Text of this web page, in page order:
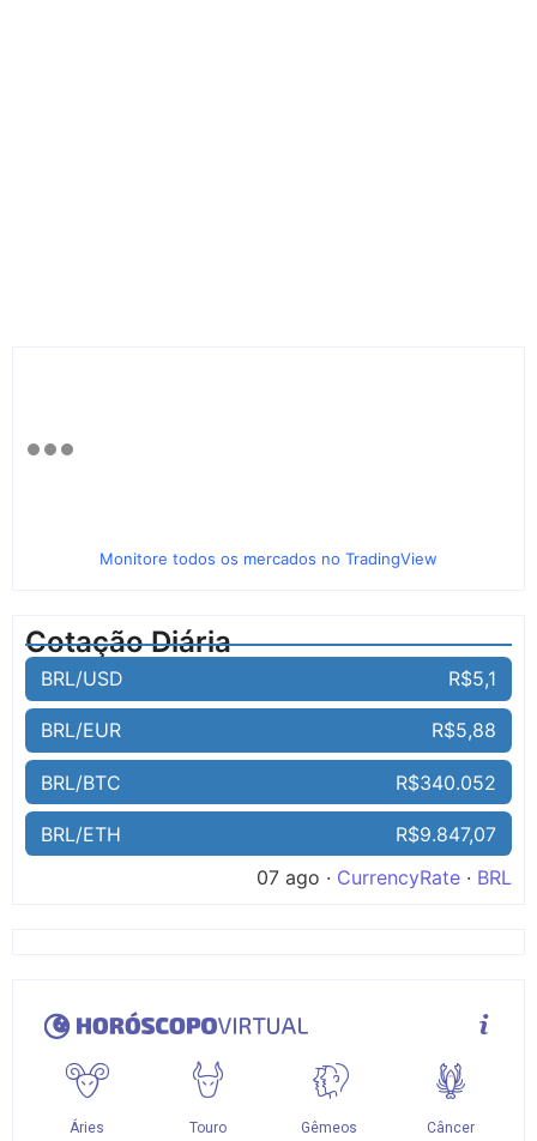
Monitore todos os mercados no TradingView
Cotação Diária
BRL/USD R$5,1
BRL/EUR R$5,88
BRL/BTC R$340.052
BRL/ETH
R$9.847,07
07 ago · CurrencyRate · BRL